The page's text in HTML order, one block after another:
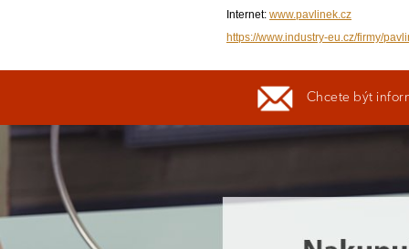
Internet: www.pavlinek.cz
https://www.industry-eu.cz/firmy/
Chcete být